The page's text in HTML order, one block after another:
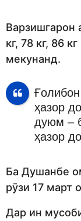
Варзишгарон
кг, 78 кг, 86
мекунанд.
ҳазор
дуюм –
ҳазор
Ба Душанбе
рӯзи 17 март
Дар ин